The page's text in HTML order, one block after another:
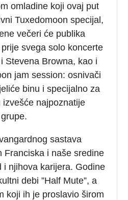
omladine koji ovaj put
Tuxedomoon specijal,
večeri će publika
svega solo koncerte
Stevena Browna, kao i
jam session: osnivači
binu i specijalno za
najpoznatije
sastava
Franciska i naše sredine
i njihova karijera. Godine
debi ”Half Mute”, a
koji ih je proslavio širom